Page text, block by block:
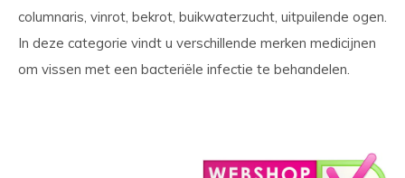
columnaris, vinrot, bekrot, buikwaterzucht, uitpuilende ogen.
In deze categorie vindt u verschillende merken medicijnen
om vissen met een bacteriële infectie te behandelen.